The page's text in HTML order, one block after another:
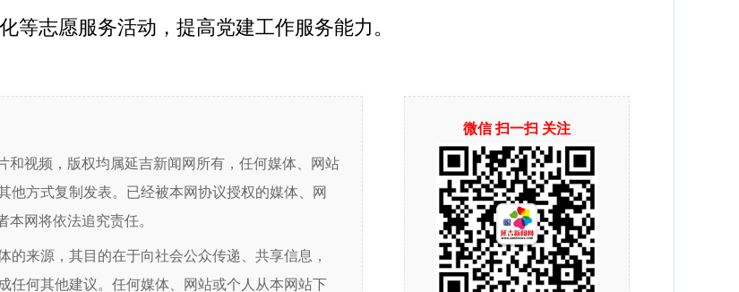
等志愿服务活动，提高党建工作服务能力。
微信 扫一扫 关注
和视频，版权均属延吉新闻网所有，任何媒体、网站
他方式复制发表。已经被本网协议授权的媒体、网
网将依法追究责任。
来源，其目的在于向社会公众传递、共享信息，
任何其他建议。任何媒体、网站或个人从本网站下